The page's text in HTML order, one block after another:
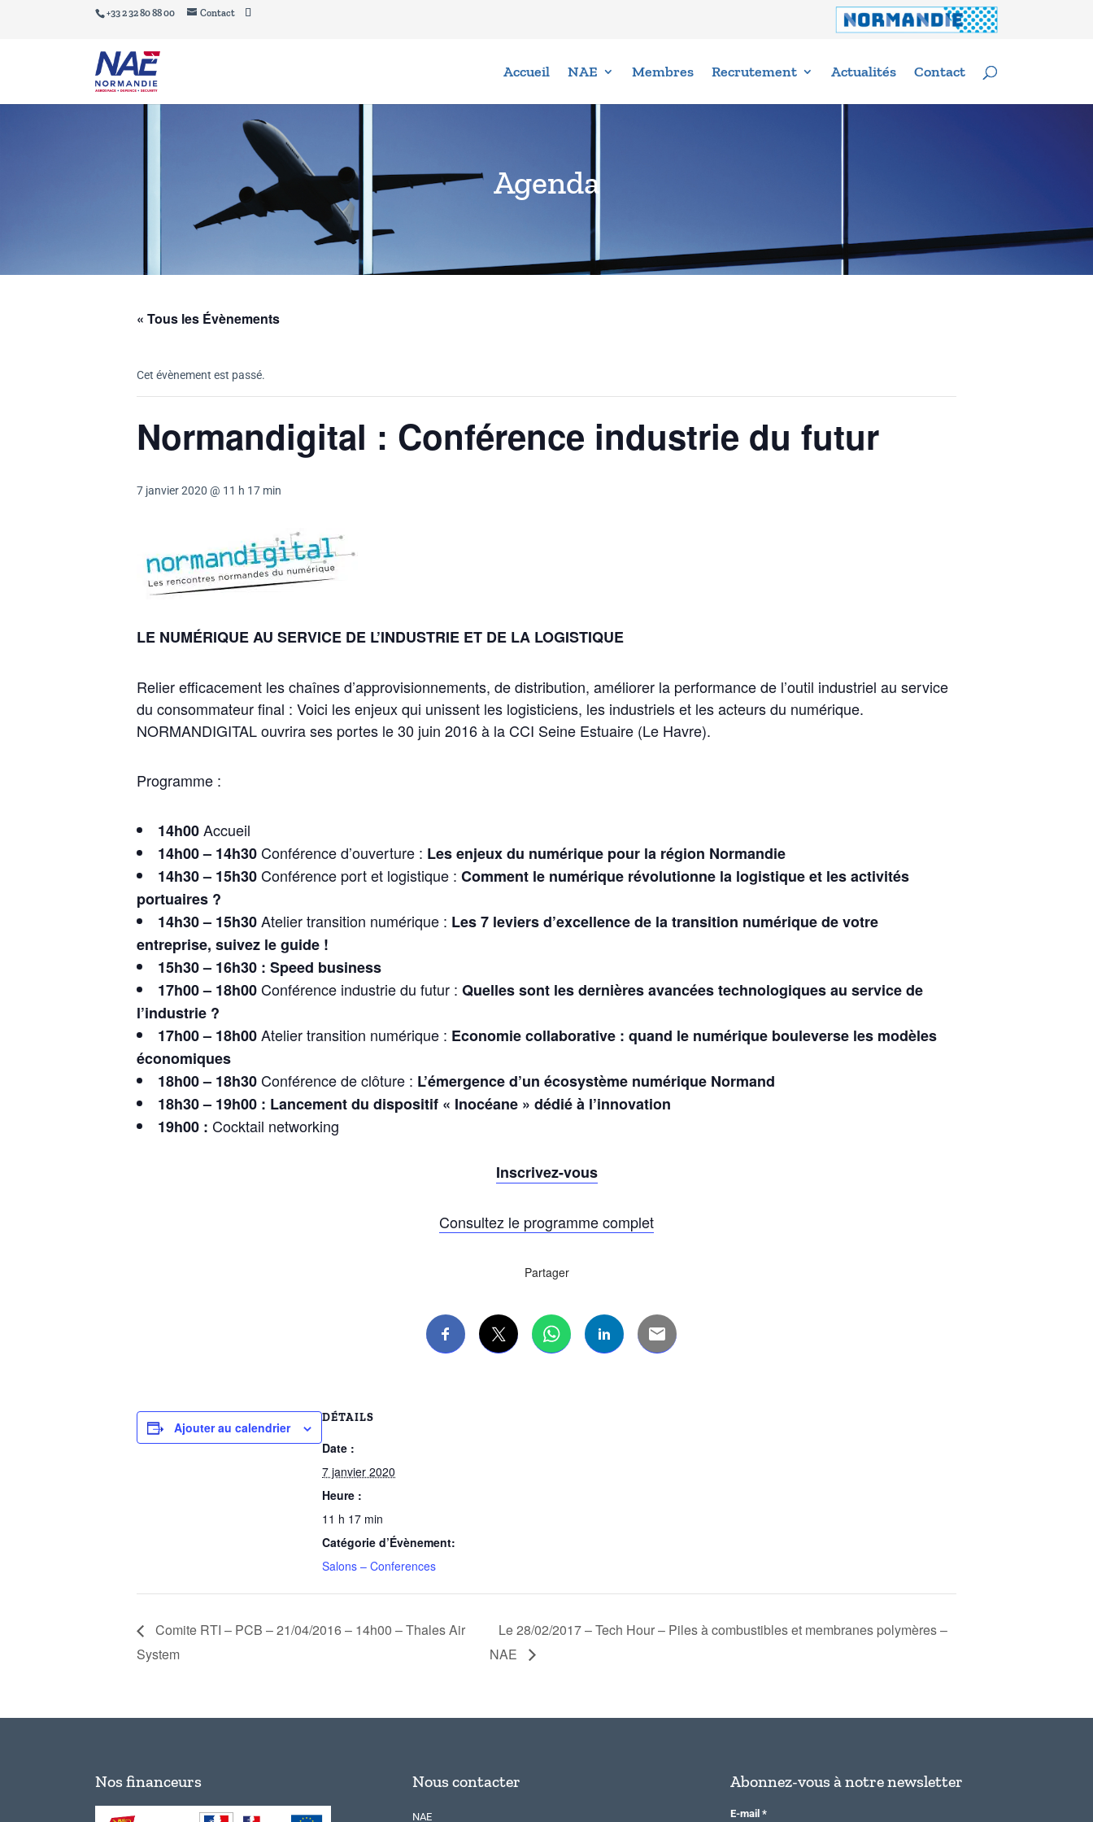
+33 2 32 80 88 00 Contact
Accueil NAE Membres Recrutement Actualités Contact
Agenda
« Tous les Évènements
Cet évènement est passé.
Normandigital : Conférence industrie du futur
7 janvier 2020 @ 11 h 17 min
LE NUMÉRIQUE AU SERVICE DE L’INDUSTRIE ET DE LA LOGISTIQUE
Relier efficacement les chaînes d’approvisionnements, de distribution, améliorer la performance de l’outil industriel au service
du consommateur final : Voici les enjeux qui unissent les logisticiens, les industriels et les acteurs du numérique.
NORMANDIGITAL ouvrira ses portes le 30 juin 2016 à la CCI Seine Estuaire (Le Havre).
Programme :
14h00Accueil
14h00 – 14h30 Conférence d’ouverture : Les enjeux du numérique pour la région Normandie
14h30 – 15h30 Conférence port et logistique : Comment le numérique révolutionne la logistique et les activités
portuaires ?
14h30 – 15h30Atelier transition numérique : Les 7 leviers d’excellence de la transition numérique de votre
entreprise, suivez le guide !
15h30 – 16h30 : Speed business
17h00 – 18h00 Conférence industrie du futur : Quelles sont les dernières avancées technologiques au service de
l’industrie ?
17h00 – 18h00Atelier transition numérique : Economie collaborative : quand le numérique bouleverse les modèles
économiques
18h00 – 18h30 Conférence de clôture : L’émergence d’un écosystème numérique Normand
18h30 – 19h00 : Lancement du dispositif « Inocéane » dédié à l’innovation
19h00 : Cocktail networking
Inscrivez-vous
Consultez le programme complet
Partager
Ajouter au calendrier
DÉTAILS
Date :
7 janvier 2020
Heure :
11 h 17 min
Catégorie d’Évènement:
Salons – Conferences
Comite RTI – PCB – 21/04/2016 – 14h00 – Thales Air
System
Le 28/02/2017 – Tech Hour – Piles à combustibles et membranes polymères –
NAE
Nos financeurs Nous contacter
NAE
Abonnez-vous à notre newsletter
E-mail *